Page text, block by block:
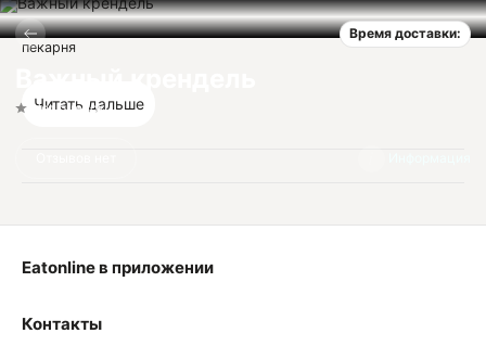
Вход / регистрация
Время доставки:
Нет оценок
пекарня
Читать дальше
Контакты
Eatonline в приложении